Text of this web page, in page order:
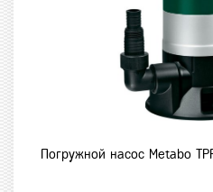
Погружной насос Metabo